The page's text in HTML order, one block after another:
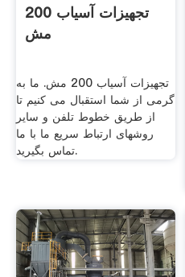
تجهیزات آسیاب 200
مش
تجهیزات آسیاب 200 مش. ما به
گرمی از شما استقبال می کنیم تا
از طریق خطوط تلفن و سایر
روشهای ارتباط سریع ما با ما
تماس بگیرید.